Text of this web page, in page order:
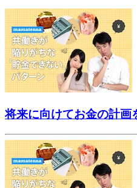
将来に向けてお金の計画